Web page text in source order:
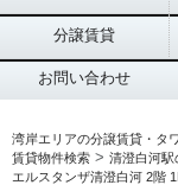
分譲賃貸
お問い合わせ
湾岸エリアの分譲賃貸・タ
賃貸物件検索 > 清澄白河駅
エルスタンザ清澄白河 2階